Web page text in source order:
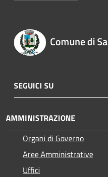
Comune di
SEGUICI SU
AMMINISTRAZIONE
Organi di Governo
Aree Amministrative
Uffici